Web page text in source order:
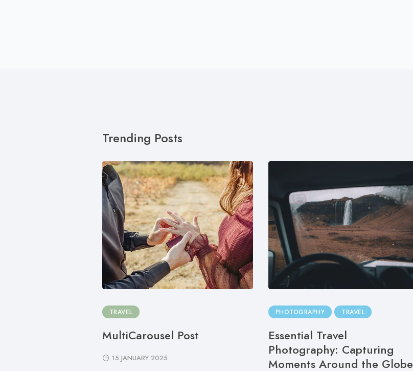
Trending Posts
TRAVEL
MultiCarousel Post
15 JANUARY 2025
PHOTOGRAPHY TRAVEL
Essential Travel
Photography: Capturing
Moments Around the Globe